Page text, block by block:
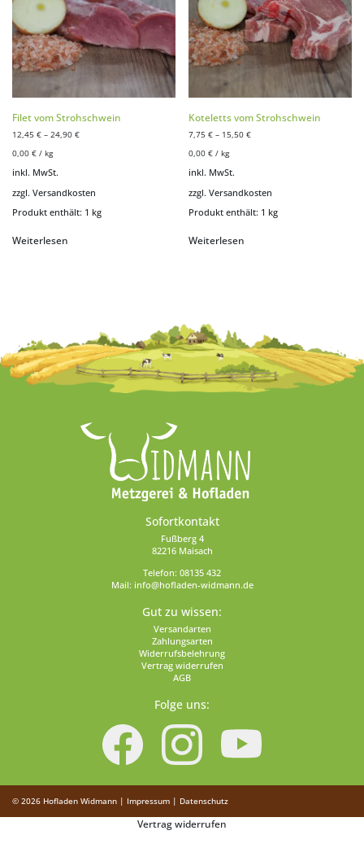
Filet vom Strohschwein
12,45 € – 24,90 €
0,00 € / kg
inkl. MwSt.
zzgl. Versandkosten
Produkt enthält: 1 kg
Weiterlesen
Koteletts vom Strohschwein
7,75€ – 15,50€
0,00€ /kg
inkl. MwSt.
zzgl.Versandkosten
Produkt enthält: 1 kg
Weiterlesen
Sofortkontakt
Fußberg 4
82216 Maisach
Telefon: 08135 432
Mail: info@hofladen-widmann.de
Gut zu wissen:
Versandarten
Zahlungsarten
Widerrufsbelehrung
Vertrag widerrufen
AGB
Folge uns:
© 2026 Hofladen Widmann | Impressum | Datenschutz
Vertrag widerrufen